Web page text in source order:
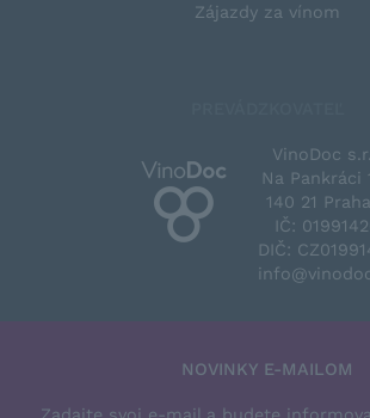
Zájazdy za vínom
VinoDoc
Na Pankráci
140 21
IČ:
DIČ:
NOVINKY E-MAILOM